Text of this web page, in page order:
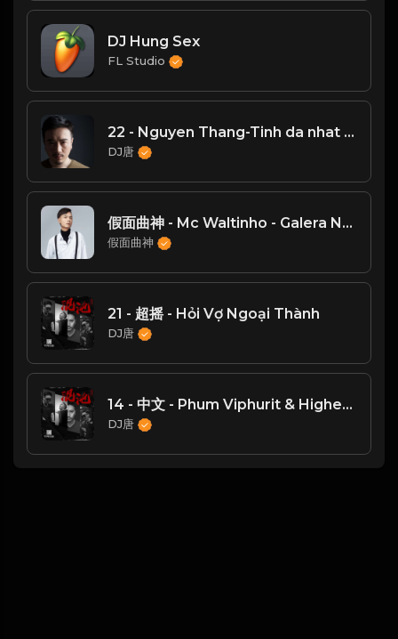
DJ Hung Sex
FL Studio
22 - Nguyen Thang-Tinh da nhat mo（TANG唐 Vina mix）
DJ唐
假面曲神 - Mc Waltinho - Galera Na Pista (JIanG.x DJ Extended Mix)
假面曲神
21 - 超摇 - Hỏi Vợ Ngoại Thành
DJ唐
14 - 中文 - Phum Viphurit & Higher Brothers – Lover Boy 88
DJ唐